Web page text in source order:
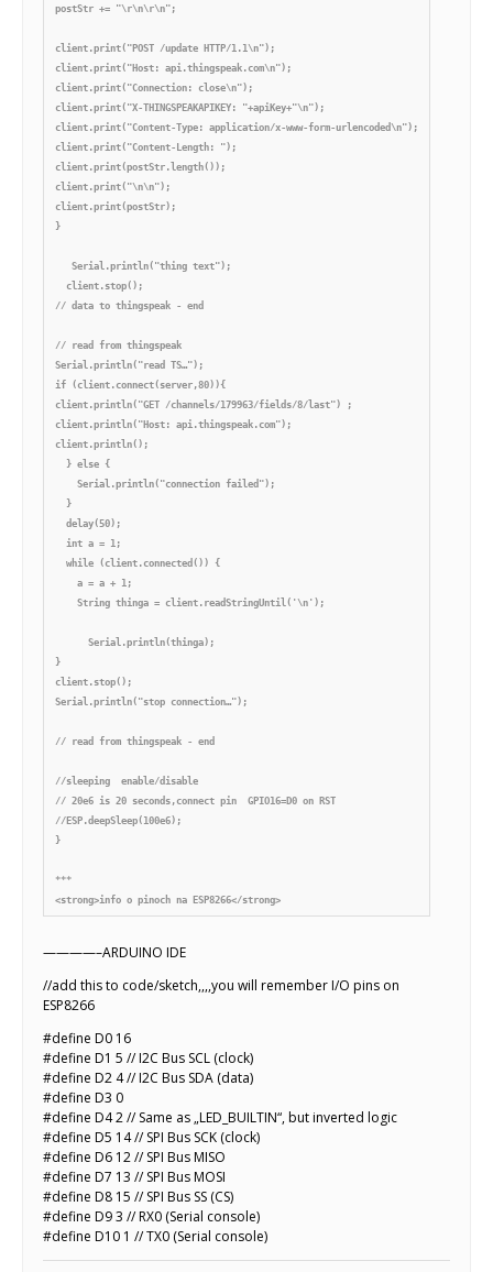
postStr += "\r\n\r\n";
client.print("POST /update HTTP/1.1\n");
client.print("Host: api.thingspeak.com\n");
client.print("Connection: close\n");
client.print("X-THINGSPEAKAPIKEY: "+apiKey+"\n");
client.print("Content-Type: application/x-www-form-urlencoded\n");
client.print("Content-Length: ");
client.print(postStr.length());
client.print("\n\n");
client.print(postStr);
}
   Serial.println("thing text");
  client.stop();
// data to thingspeak - end
// read from thingspeak
Serial.println("read TS…");
if (client.connect(server,80)){
client.println("GET /channels/179963/fields/8/last") ;
client.println("Host: api.thingspeak.com");
client.println();
  } else {
    Serial.println("connection failed");
  }
  delay(50);
  int a = 1;
  while (client.connected()) {
    a = a + 1;
    String thinga = client.readStringUntil('\n');
      Serial.println(thinga);
}
client.stop();
Serial.println("stop connection…");
// read from thingspeak - end
//sleeping  enable/disable
// 20e6 is 20 seconds,connect pin  GPIO16=D0 on RST
//ESP.deepSleep(100e6);
}
***
————–ARDUINO IDE
//add this to code/sketch,,,,you will remember I/O pins on
ESP8266
#define D0 16
#define D1 5 // I2C Bus SCL (clock)
#define D2 4 // I2C Bus SDA (data)
#define D3 0
#define D4 2 // Same as „LED_BUILTIN“, but inverted logic
#define D5 14 // SPI Bus SCK (clock)
#define D6 12 // SPI Bus MISO
#define D7 13 // SPI Bus MOSI
#define D8 15 // SPI Bus SS (CS)
#define D9 3 // RX0 (Serial console)
#define D10 1 // TX0 (Serial console)